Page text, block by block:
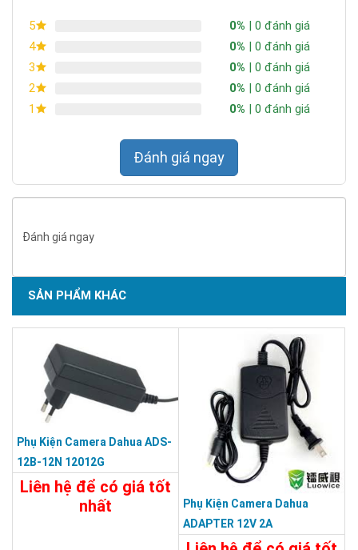
5 0% | 0 đánh giá
4
0% | 0 đánh giá
3
0% | 0 đánh giá
2
0% | 0 đánh giá
1
0% | 0 đánh giá
Đánh giá ngay
Đánh giá ngay
SẢN PHẨM KHÁC
Phụ Kiện Camera Dahua ADS-
12B-12N 12012G
Liên hệ để có giá tốt
nhất
Phụ Kiện Camera Dahua
ADAPTER 12V 2A